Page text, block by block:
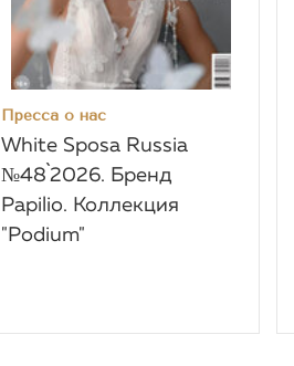
Пресса о нас
White Sposa Russia
№48`2026. Бренд
Papilio. Коллекция
"Podium"